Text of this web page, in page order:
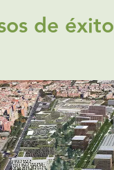
de éxito